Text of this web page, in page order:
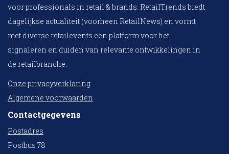
voor professionals in retail & brands. RetailTrends biedt
dagelijkse actualiteit (voorheen RetailNews) en vormt
met diverse retailevents een platform voor het
signaleren en duiden van relevante ontwikkelingen in
de retailbranche.
Onze privacyverklaring
Algemene voorwaarden
Contactgegevens
Postadres
Postbus 78